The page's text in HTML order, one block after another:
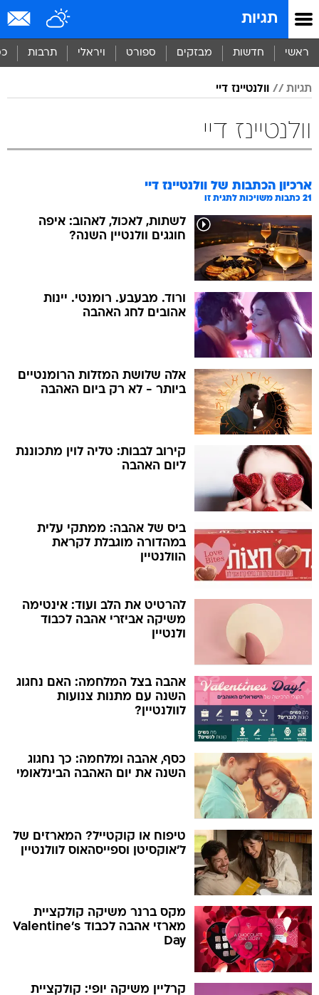
תגיות
ראשי חדשות מבזקים ספורט ויראלי תרבות
תגיות וולנטיינז דיי
וולנטיינז דיי
ארכיון הכתבות של וולנטיינז דיי
21 כתבות משויכות לתגית זו
לשתות, לאכול, לאהוב: איפה
חוגגים וולנטיין השנה?
ורוד. מבעבע. רומנטי. יינות
אהובים לחג האהבה
אלה שלושת המזלות הרומנטיים
ביותר - לא רק ביום האהבה
קירוב לבבות: טליה לוין מתכוננת
ליום האהבה
ביס של אהבה: ממתקי עלית
במהדורה מוגבלת לקראת
הוולנטיין
להרטיט את הלב ועוד: אינטימה
משיקה אביזרי אהבה לכבוד
ולנטיין
אהבה בצל המלחמה: האם נחגוג
השנה עם מתנות צנועות
לוולנטיין?
כסף, אהבה ומלחמה: כך נחגוג
השנה את יום האהבה הבינלאומי
טיפוח או קוקטייל? המארזים של
ל'אוקסיטן וספייסהאוס לוולנטיין
מקס ברנר משיקה קולקציית
מארזי אהבה לכבוד Valentine's
Day
קרליין משיקה יופי: קולקציית